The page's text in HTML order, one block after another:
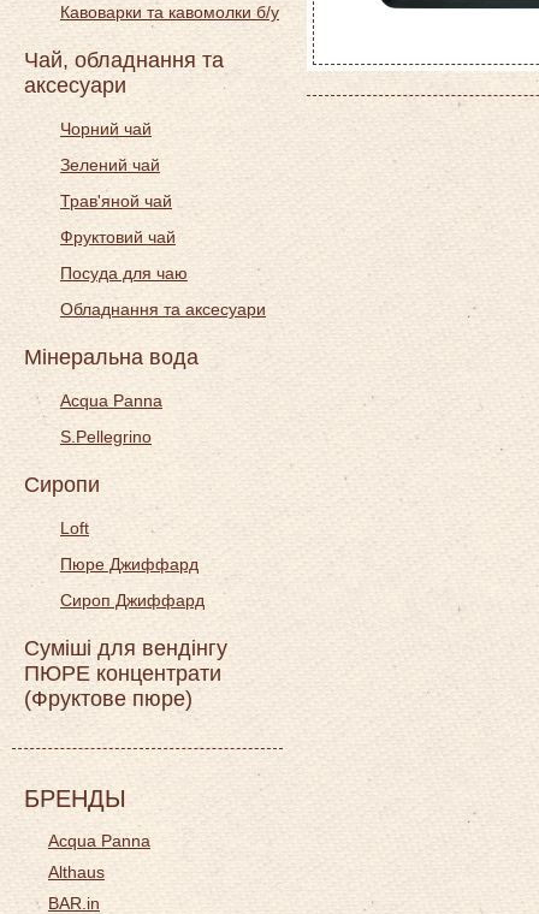
Кавоварки та кавомолки б/у
Чай, обладнання та
аксесуари
Чорний чай
Зелений чай
Трав'яной чай
Фруктовий чай
Посуда для чаю
Обладнання та аксесуари
Мінеральна вода
Acqua Panna
S.Pellegrino
Сиропи
Loft
Пюре Джиффард
Сироп Джиффард
Суміші для вендінгу
ПЮРЕ концентрати
(Фруктове пюре)
БРЕНДЫ
Acqua Panna
Althaus
BAR.in